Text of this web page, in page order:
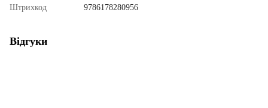
Штрихкод
9786178280956
Відгуки